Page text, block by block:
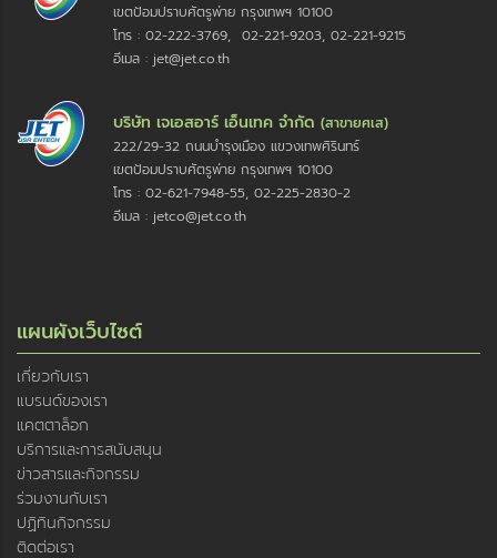
เขตป้อมปราบศัตรูพ่าย กรุงเทพฯ 10100
โทร : 02-222-3769, 02-221-9203, 02-221-9215
อีเมล : jet@jet.co.th
บริษัท เจเอสอาร์ เอ็นเทค จำกัด (สาขายศเส)
222/29-32 ถนนบำรุงเมือง แขวงเทพศิรินทร์
เขตป้อมปราบศัตรูพ่าย กรุงเทพฯ 10100
โทร : 02-621-7948-55, 02-225-2830-2
อีเมล : jetco@jet.co.th
แผนผังเว็บไซต์
เกี่ยวกับเรา
แบรนด์ของเรา
แคตตาล็อก
บริการและการสนับสนุน
ข่าวสารและกิจกรรม
ร่วมงานกับเรา
ปฏิทินกิจกรรม
ติดต่อเรา